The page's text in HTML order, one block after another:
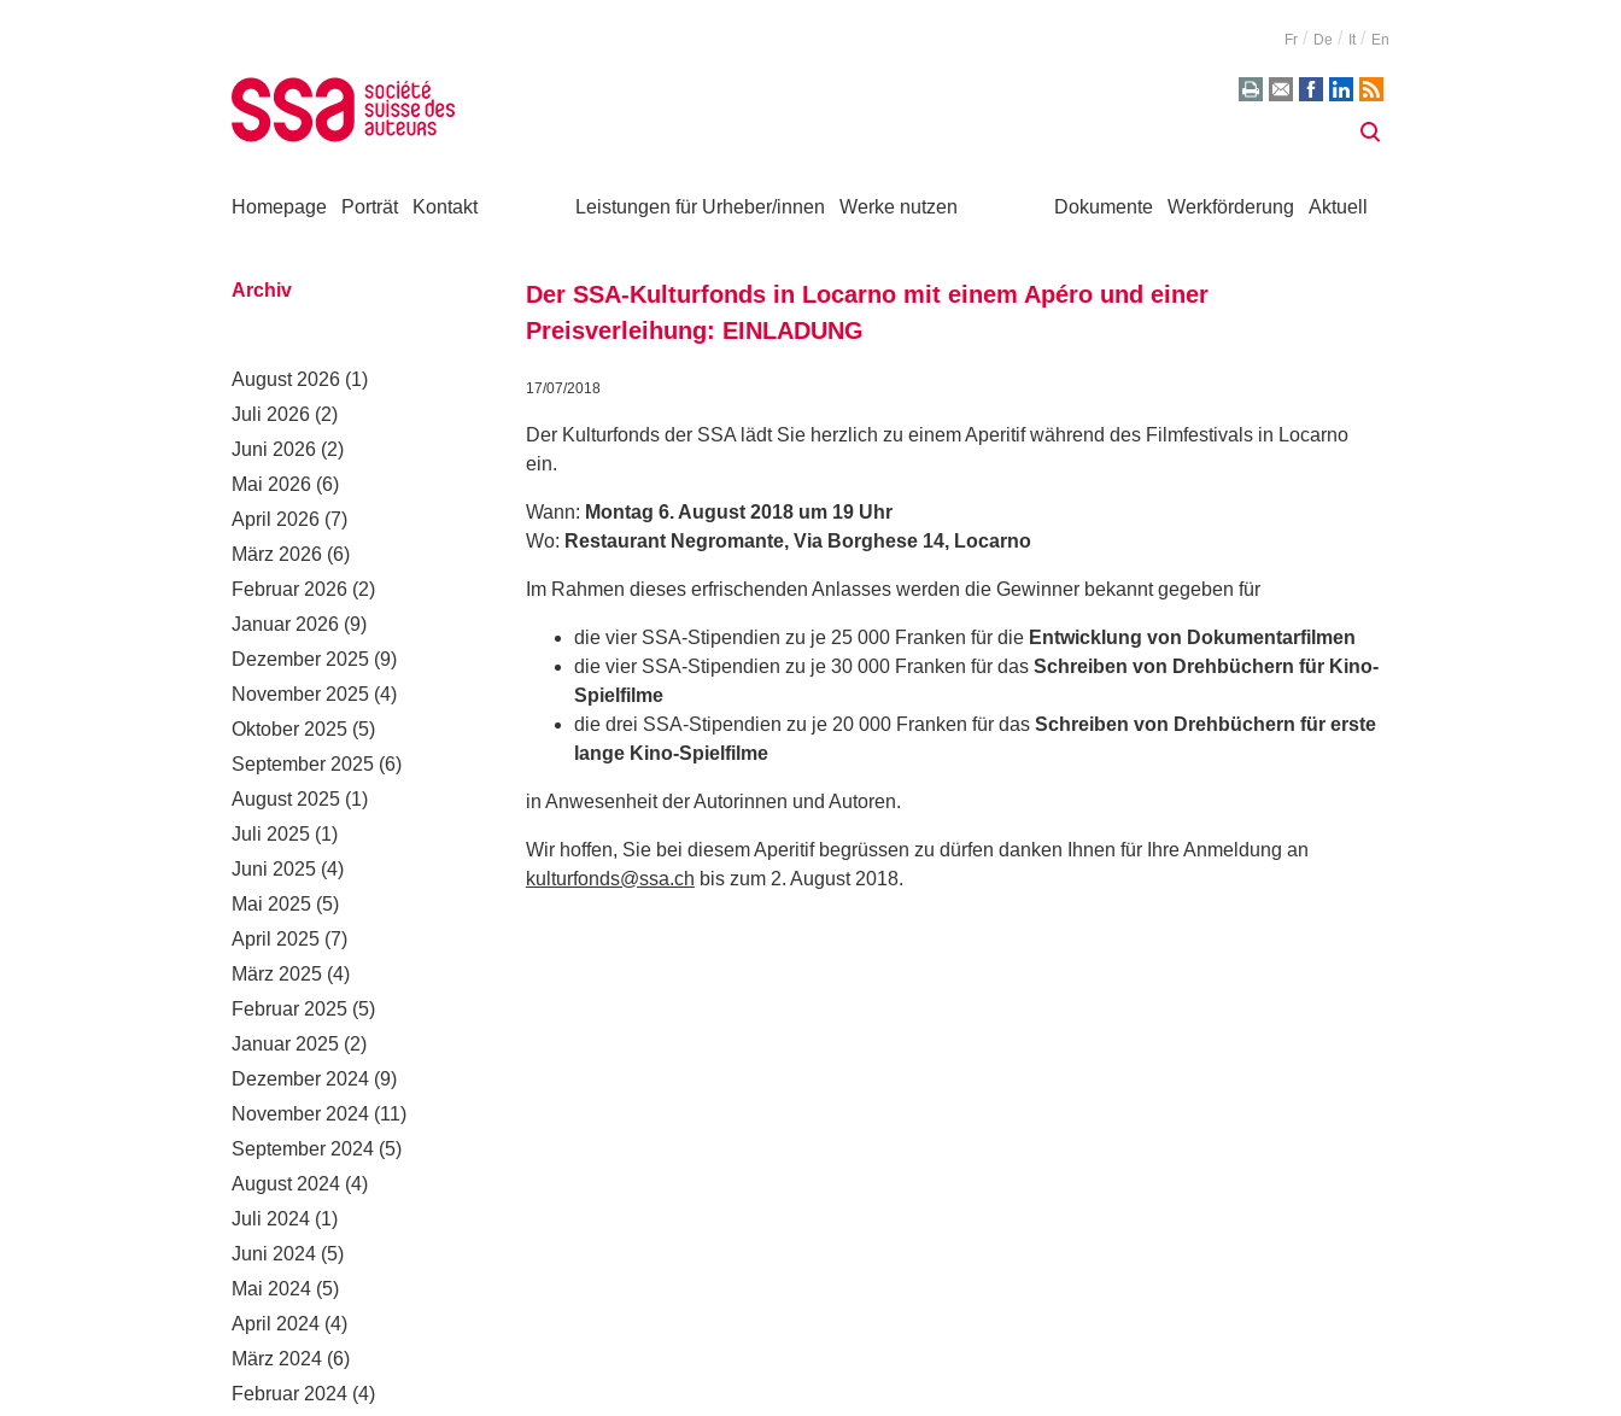
Fr De It En
Homepage Porträt Kontakt Leistungen für Urheber/innen Werke nutzen Dokumente Werkförderung Aktuell
Archiv
August 2026 (1)
Juli 2026 (2)
Juni 2026 (2)
Mai 2026 (6)
April 2026 (7)
März 2026 (6)
Februar 2026 (2)
Januar 2026 (9)
Dezember 2025 (9)
November 2025 (4)
Oktober 2025 (5)
September 2025 (6)
August 2025 (1)
Juli 2025 (1)
Juni 2025 (4)
Mai 2025 (5)
April 2025 (7)
März 2025 (4)
Februar 2025 (5)
Januar 2025 (2)
Dezember 2024 (9)
November 2024 (11)
September 2024 (5)
August 2024 (4)
Juli 2024 (1)
Juni 2024 (5)
Mai 2024 (5)
April 2024 (4)
März 2024 (6)
Februar 2024 (4)
Der SSA-Kulturfonds in Locarno mit einem Apéro und einer
Preisverleihung: EINLADUNG
17/07/2018
Der Kulturfonds der SSA lädt Sie herzlich zu einem Aperitif während des Filmfestivals in Locarno
ein.
Wann: Montag 6. August 2018 um 19 Uhr
Wo: Restaurant Negromante, Via Borghese 14, Locarno
Im Rahmen dieses erfrischenden Anlasses werden die Gewinner bekannt gegeben für
die vier SSA-Stipendien zu je 25 000 Franken für dieEntwicklung von Dokumentarfilmen
die vier SSA-Stipendien zu je 30 000 Franken für das Schreiben von Drehbüchern für Kino-
Spielfilme
die drei SSA-Stipendien zu je 20 000 Franken für das Schreiben von Drehbüchern für erste
lange Kino-Spielfilme
in Anwesenheit der Autorinnen und Autoren.
Wir hoffen, Sie bei diesem Aperitif begrüssen zu dürfen danken Ihnen für Ihre Anmeldung an
kulturfonds@ssa.ch bis zum 2. August 2018.